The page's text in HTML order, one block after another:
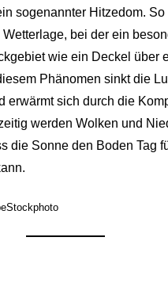
sogenannter Hitzedom.
bei der ein
wie ein Deckel über
Phänomen sinkt die
erwärmt sich durch die
werden Wolken und
die Sonne den Boden Tag